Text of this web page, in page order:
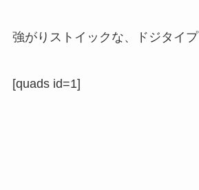
強がりストイックな、ドジタイプ
[quads id=1]